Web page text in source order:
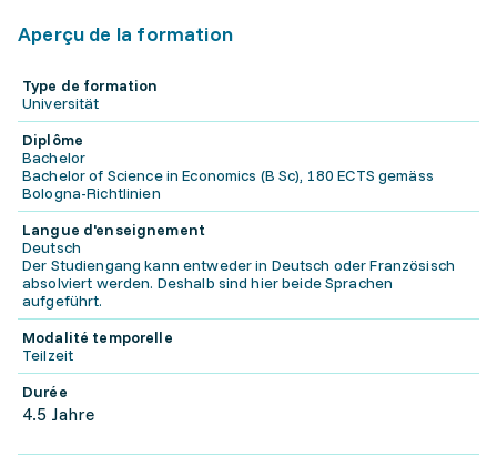
Aperçu de la formation
Type de formation
Universität
Diplôme
Bachelor
Bachelor of Science in Economics (B Sc), 180 ECTS gemäss
Bologna-Richtlinien
Langue d'enseignement
Deutsch
Der Studiengang kann entweder in Deutsch oder Französisch
absolviert werden. Deshalb sind hier beide Sprachen
aufgeführt.
Modalité temporelle
Teilzeit
Durée
4.5 Jahre